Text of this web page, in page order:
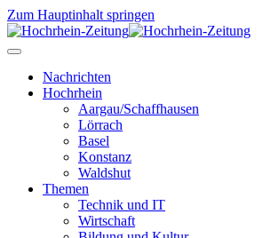
Zum Hauptinhalt springen
Nachrichten
Hochrhein
Aargau/Schaffhausen
Lörrach
Basel
Konstanz
Waldshut
Themen
Technik und IT
Wirtschaft